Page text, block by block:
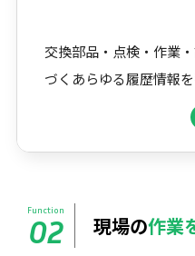
交換部品・点検・作業
づくあらゆる履歴情報を
Function
02 現場の作業